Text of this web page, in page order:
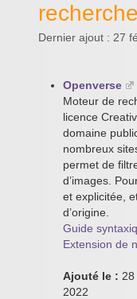
Nos outils de
Qui sommes-nous
recherche
Dernier ajout : 27
Openverse
Moteur de
licence
domaine
nombreux
permet de
d’images.
et explicitée,
d’origine.
Guide
Extension de
Ajouté le :
2022